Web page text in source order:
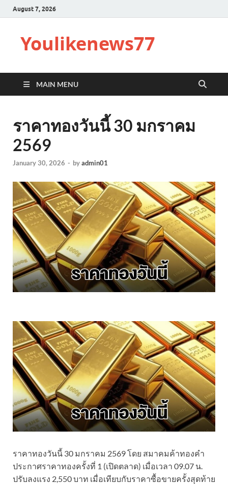
August 7, 2026
Youlikenews77
MAIN MENU
ราคาทองวันนี้ 30 มกราคม
2569
January 30, 2026 - byadmin01
ราคาทองวันนี้ 30 มกราคม 2569 โดย สมาคมค้าทองคำ
ประกาศราคาทองครั้งที่ 1 (เปิดตลาด) เมื่อเวลา 09.07 น.
ปรับลงแรง 2,550 บาท เมื่อเทียบกับราคาซื้อขายครั้งสุดท้าย